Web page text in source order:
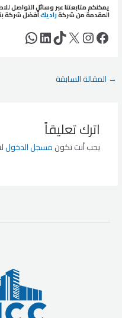
يمكنكم متابعتنا عبر وسائل التواصل
المقدمة من شركةراديكأفضل شركة
فيسبوك
إنستجرام
إكس
تيك توك
لينكد إنواتساب
Post
→ المقالة السابقة
اترك تعليقاً
يجب أنت تكونمسجل الدخول